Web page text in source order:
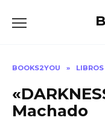
BOOKS2YOU » LIBROS
Machado